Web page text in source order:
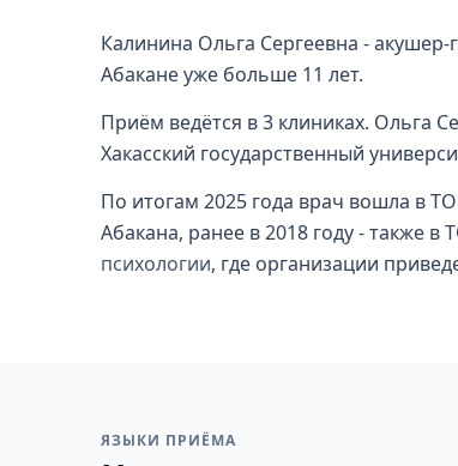
Калинина Ольга Сергеевна - акушер-
Абакане уже больше 11 лет.
Приём ведётся в 3 клиниках. Ольга
Хакасский государственный
По итогам 2025 года врач вошла в
Абакана, ранее в 2018 году - также
психологии, где организации
ЯЗЫКИ ПРИЁМА